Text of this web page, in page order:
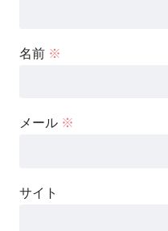
名前 ※
メール ※
サイト